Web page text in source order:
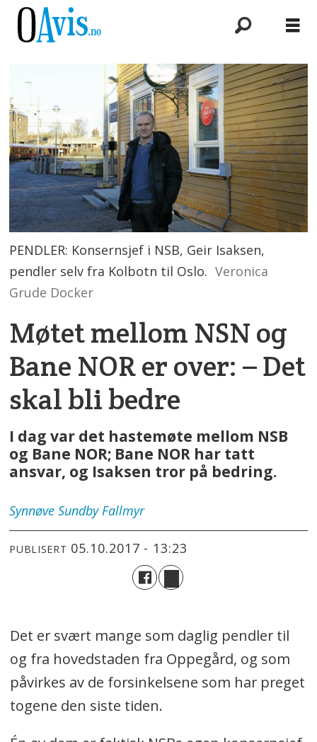
PENDLER: Konsernsjef i NSB, Geir Isaksen,
pendler selv fra Kolbotn til Oslo. Veronica
Grude Docker
Møtet mellom NSN og
Bane NOR er over: – Det
skal bli bedre
I dag var det hastemøte mellom NSB
og Bane NOR; Bane NOR har tatt
ansvar, og Isaksen tror på bedring.
Synnøve Sundby Fallmyr
PUBLISERT 05.10.2017 - 13:23
Det er svært mange som daglig pendler til
og fra hovedstaden fra Oppegård, og som
påvirkes av de forsinkelsene som har preget
togene den siste tiden.